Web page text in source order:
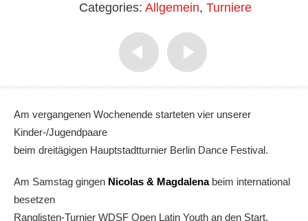
Categories: Allgemein, Turniere
Am vergangenen Wochenende starteten vier unserer
Kinder-/Jugendpaare
beim dreitägigen Hauptstadtturnier Berlin Dance Festival.
Am Samstag gingen Nicolas & Magdalenabeim international
besetzen
Ranglisten-Turnier WDSF Open Latin Youth an den Start.